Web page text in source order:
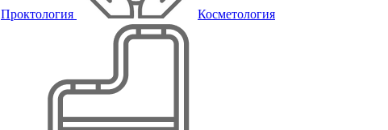
Проктология Косметология